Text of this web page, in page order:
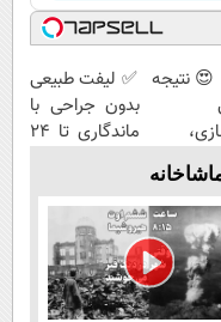
درد و
دوره
مشاوره
✅ لیفت طبیعی
بدون جراحی با
ماندگاری تا ۲۴